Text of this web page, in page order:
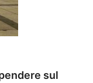
sul